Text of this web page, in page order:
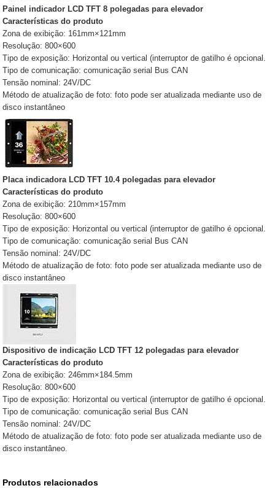
Painel indicador LCD TFT 8 polegadas para elevador
Características do produto
Zona de exibição: 161mm×121mm
Resolução: 800×600
Tipo de exposição: Horizontal ou vertical (interruptor de gatilho é opcional.
Tipo de comunicação: comunicação serial Bus CAN
Tensão nominal: 24V/DC
Método de atualização de foto: foto pode ser atualizada mediante uso de
disco instantâneo
Placa indicadora LCD TFT 10.4 polegadas para elevador
Características do produto
Zona de exibição: 210mm×157mm
Resolução: 800×600
Tipo de exposição: Horizontal ou vertical (interruptor de gatilho é opcional.
Tipo de comunicação: comunicação serial Bus CAN
Tensão nominal: 24V/DC
Método de atualização de foto: foto pode ser atualizada mediante uso de
disco instantâneo
Dispositivo de indicação LCD TFT 12 polegadas para elevador
Características do produto
Zona de exibição: 246mm×184.5mm
Resolução: 800×600
Tipo de exposição: Horizontal ou vertical (interruptor de gatilho é opcional.
Tipo de comunicação: comunicação serial Bus CAN
Tensão nominal: 24V/DC
Método de atualização de foto: foto pode ser atualizada mediante uso de
disco instantâneo.
Produtos relacionados